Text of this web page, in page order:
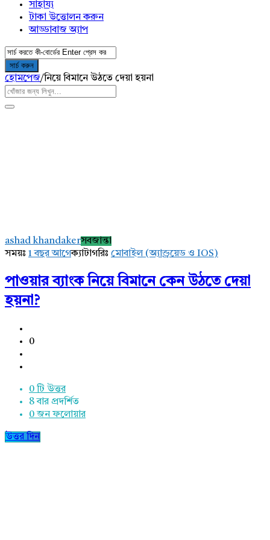
সাহায্য
টাকা উত্তোলন করুন
আড্ডাবাজ অ্যাপ
হোমপেজ/নিয়ে বিমানে উঠতে দেয়া হয়না
Latest
প্রশ্ন
ashad khandakerসবজান্তা
সময়ঃ 1 বছর আগেক্যাটাগরিঃ মোবাইল (অ্যান্ড্রয়েড ও IOS)
পাওয়ার ব্যাংক নিয়ে বিমানে কেন উঠতে দেয়া
হয়না?
0
0 টি উত্তর
8বার প্রদর্শিত
0 জন ফলোয়ার
উত্তর দিন